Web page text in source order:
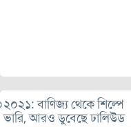
২০২১: বাণিজ্য থেকে শিল্পে
ভারি, আরও ডুবেছে ঢালিউড